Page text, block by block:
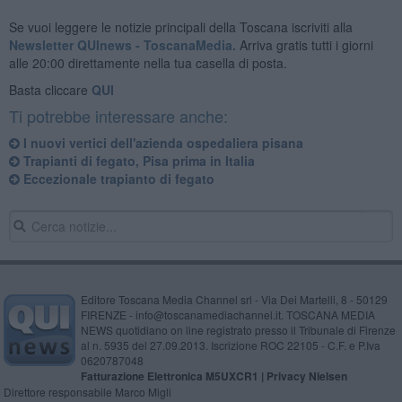
Se vuoi leggere le notizie principali della Toscana iscriviti alla
Newsletter QUInews - ToscanaMedia. Arriva gratis tutti i giorni
alle 20:00 direttamente nella tua casella di posta.
Basta cliccare QUI
Ti potrebbe interessare anche:
I nuovi vertici dell'azienda ospedaliera pisana
Trapianti di fegato, Pisa prima in Italia
Eccezionale trapianto di fegato
Editore Toscana Media Channel srl - Via Dei Martelli, 8 - 50129
FIRENZE - info@toscanamediachannel.it. TOSCANA MEDIA
NEWS quotidiano on line registrato presso il Tribunale di Firenze
al n. 5935 del 27.09.2013. Iscrizione ROC 22105 - C.F. e P.Iva
0620787048
Fatturazione Elettronica M5UXCR1 | Privacy Nielsen
Direttore responsabile Marco Migli